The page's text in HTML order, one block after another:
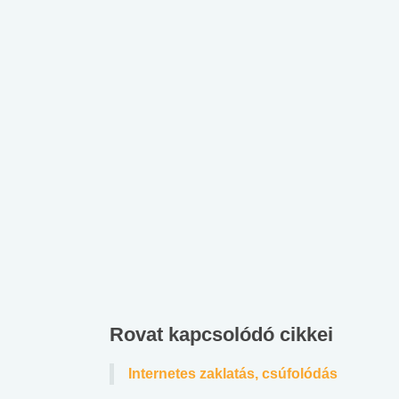
Rovat kapcsolódó cikkei
Internetes zaklatás, csúfolódás